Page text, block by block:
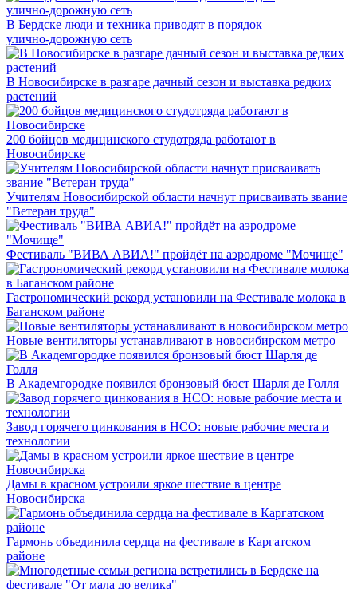
В Бердске люди и техника приводят в порядок
улично‑дорожную сеть
В Новосибирске в разгаре дачный сезон и выставка редких
растений
200 бойцов медицинского студотряда работают в
Новосибирске
Учителям Новосибирской области начнут присваивать звание
"Ветеран труда"
Фестиваль "ВИВА АВИА!" пройдёт на аэродроме "Мочище"
Гастрономический рекорд установили на Фестивале молока в
Баганском районе
Новые вентиляторы устанавливают в новосибирском метро
В Академгородке появился бронзовый бюст Шарля де Голля
Завод горячего цинкования в НСО: новые рабочие места и
технологии
Дамы в красном устроили яркое шествие в центре
Новосибирска
Гармонь объединила сердца на фестивале в Каргатском
районе